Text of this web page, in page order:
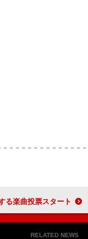
咆哮」ライブ映像を公開 1位をYouTube公開する楽曲投票スタート
RELATED NEWS